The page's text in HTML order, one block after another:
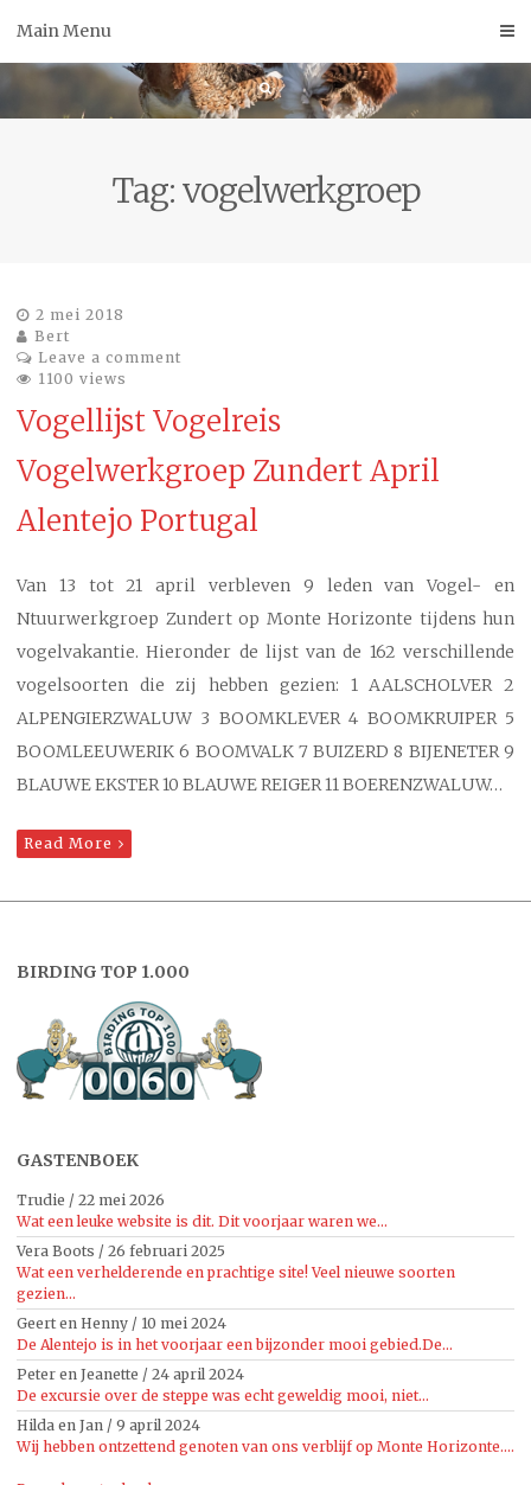
Main Menu
Tag:vogelwerkgroep
2 mei 2018
Bert
Leave a comment
1100 views
Vogellijst Vogelreis
Vogelwerkgroep Zundert April
Alentejo Portugal
Van 13 tot 21 april verbleven 9 leden van Vogel- en
Ntuurwerkgroep Zundert op Monte Horizonte tijdens hun
vogelvakantie. Hieronder de lijst van de 162 verschillende
vogelsoorten die zij hebben gezien: 1 AALSCHOLVER 2
ALPENGIERZWALUW 3 BOOMKLEVER 4 BOOMKRUIPER 5
BOOMLEEUWERIK 6 BOOMVALK 7 BUIZERD 8 BIJENETER 9
BLAUWE EKSTER 10 BLAUWE REIGER 11 BOERENZWALUW…
Read More
BIRDING TOP 1.000
GASTENBOEK
Trudie / 22 mei 2026
Wat een leuke website is dit. Dit voorjaar waren we...
Vera Boots / 26 februari 2025
Wat een verhelderende en prachtige site! Veel nieuwe soorten
gezien...
Geert en Henny / 10 mei 2024
De Alentejo is in het voorjaar een bijzonder mooi gebied.De...
Peter en Jeanette / 24 april 2024
De excursie over de steppe was echt geweldig mooi, niet...
Hilda en Jan / 9 april 2024
Wij hebben ontzettend genoten van ons verblijf op Monte Horizonte....